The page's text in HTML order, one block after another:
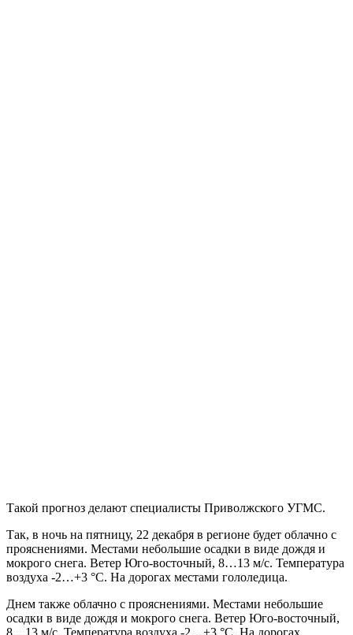
Такой прогноз делают специалисты Приволжского УГМС.
Так, в ночь на пятницу, 22 декабря в регионе будет облачно с
прояснениями. Местами небольшие осадки в виде дождя и
мокрого снега. Ветер Юго-восточный, 8…13 м/с. Температура
воздуха -2…+3 °C. На дорогах местами гололедица.
Днем также облачно с прояснениями. Местами небольшие
осадки в виде дождя и мокрого снега. Ветер Юго-восточный,